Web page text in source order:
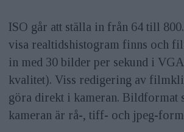
ISO går att ställa in från 64 till
visa realtidshistogram finns och
in med 30 bilder per sekund i
kvalitet). Viss redigering av
göra direkt i kameran. Bildformat
kameran är rå-, tiff- och jpeg-